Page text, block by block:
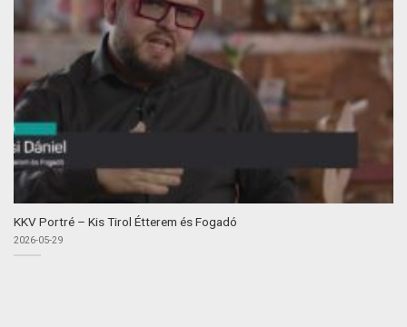
KKV Portré – Kis Tirol Étterem és Fogadó
2026-05-29